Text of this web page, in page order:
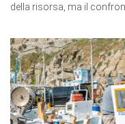
della risorsa, ma il